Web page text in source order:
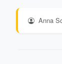
Anna